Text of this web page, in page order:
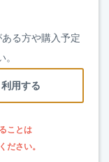
る方や購入予定
利用する
ことは
ださい。